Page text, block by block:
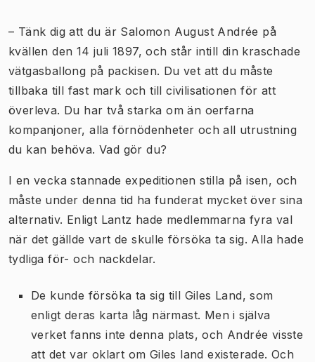
– Tänk dig att du är Salomon August Andrée på
kvällen den 14 juli 1897, och står intill din kraschade
vätgasballong på packisen. Du vet att du måste
tillbaka till fast mark och till civilisationen för att
överleva. Du har två starka om än oerfarna
kompanjoner, alla förnödenheter och all utrustning
du kan behöva. Vad gör du?
I en vecka stannade expeditionen stilla på isen, och
måste under denna tid ha funderat mycket över sina
alternativ. Enligt Lantz hade medlemmarna fyra val
när det gällde vart de skulle försöka ta sig. Alla hade
tydliga för- och nackdelar.
De kunde försöka ta sig till Giles Land, som
enligt deras karta låg närmast. Men i själva
verket fanns inte denna plats, och Andrée visste
att det var oklart om Giles land existerade. Och